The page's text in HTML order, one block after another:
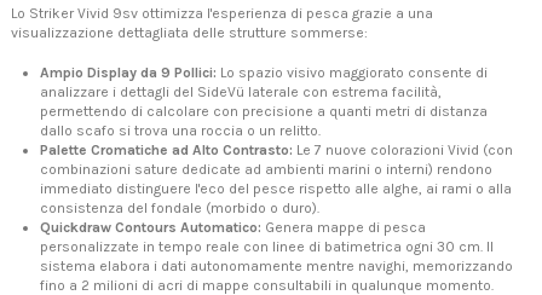
Lo Striker Vivid 9sv ottimizza l'esperienza di pesca grazie a una
visualizzazione dettagliata delle strutture sommerse:
Ampio Display da 9 Pollici: Lo spazio visivo maggiorato consente di
analizzare i dettagli del SideVü laterale con estrema facilità,
permettendo di calcolare con precisione a quanti metri di distanza
dallo scafo si trova una roccia o un relitto.
Palette Cromatiche ad Alto Contrasto: Le 7 nuove colorazioni Vivid (con
combinazioni sature dedicate ad ambienti marini o interni) rendono
immediato distinguere l'eco del pesce rispetto alle alghe, ai rami o alla
consistenza del fondale (morbido o duro).
Quickdraw Contours Automatico: Genera mappe di pesca
personalizzate in tempo reale con linee di batimetrica ogni 30 cm. Il
sistema elabora i dati autonomamente mentre navighi, memorizzando
fino a 2 milioni di acri di mappe consultabili in qualunque momento.